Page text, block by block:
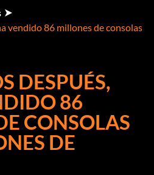
vendido 86 millones de consolas
DESPUÉS,
86
CONSOLAS
DE